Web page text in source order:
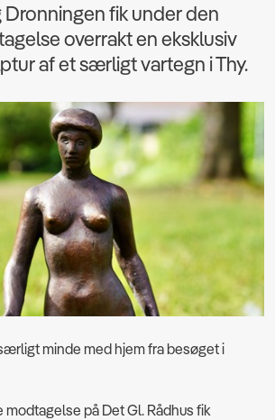
Dronningen fik under den
overrakt en eksklusiv
af et særligt vartegn i Thy.
minde med hjem fra besøget i
på Det Gl. Rådhus fik